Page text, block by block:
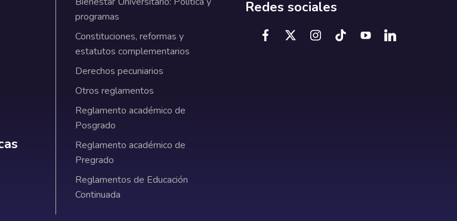
institucionales
programas
Constituciones, reformas y
estatutos complementarios
Derechos pecuniarios
Otros reglamentos
Reglamento académico de
Posgrado
Reglamento académico de
Pregrado
Reglamentos de Educación
Continuada
Redes sociales